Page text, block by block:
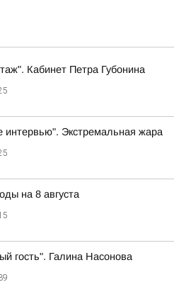
Кабинет Петра Губонина
интервью". Экстремальная жара
на 8 августа
гость". Галина Насонова